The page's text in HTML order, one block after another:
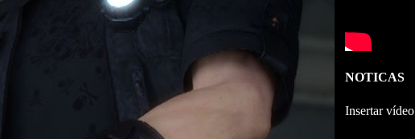
NOTICAS
Insertar vídeo